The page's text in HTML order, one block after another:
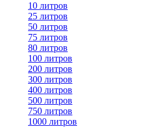
10 литров
25 литров
50 литров
75 литров
80 литров
100 литров
200 литров
300 литров
400 литров
500 литров
750 литров
1000 литров